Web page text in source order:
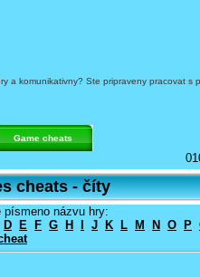
a komunikativny? Ste pripraveny pracovat
Game cheats
cheats - číty
písmeno názvu hry:
D E F G H J K L M N O P